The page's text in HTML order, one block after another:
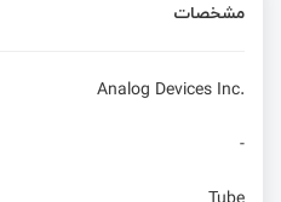
مشخصات
Analog Devices Inc.
-